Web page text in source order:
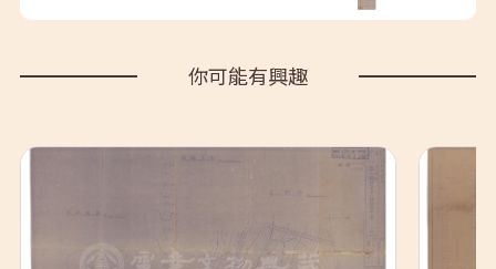
你可能有興趣